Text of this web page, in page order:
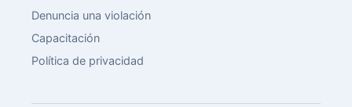
Denuncia una violación
Capacitación
Política de privacidad